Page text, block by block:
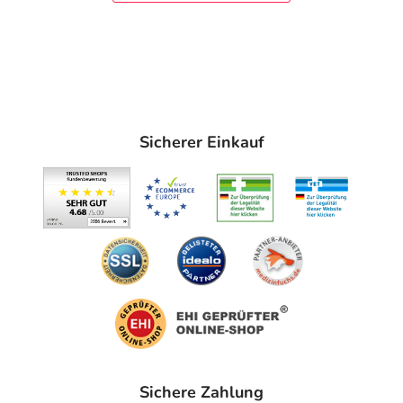
alle 2 Stunden erneut auftragen, um den Schutz
Babys und kleine Kinder nicht der direkten Sonne
aussetzen. Auch bei Verwendung eines
Sonnenschutzmittels übermäßige Sonnenexposition
vermeiden, da sie ein ernsthaftes Gesundheitsrisiko
Augenkontakt vermeiden. Bei Kontakt mit den Augen
gründlich ausspülen.
2069535 2 - INGREDIENTS: AQUA / WATER •
Sicherer Einkauf
Sichere Zahlung